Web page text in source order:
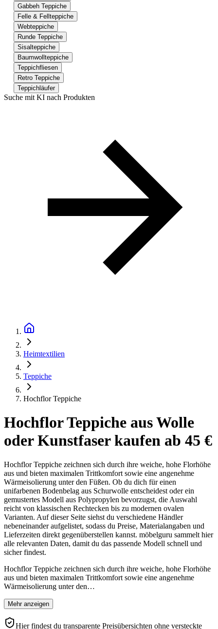
Gabbeh Teppiche
Felle & Fellteppiche
Webteppiche
Runde Teppiche
Sisalteppiche
Baumwollteppiche
Teppichfliesen
Retro Teppiche
Teppichläufer
Suche mit KI nach Produkten
Heimtextilien
Teppiche
Hochflor Teppiche
Hochflor Teppiche aus Wolle
oder Kunstfaser kaufen ab 45 €
Hochflor Teppiche zeichnen sich durch ihre weiche, hohe Florhöhe
aus und bieten maximalen Trittkomfort sowie eine angenehme
Wärmeisolierung unter den Füßen. Ob du dich für einen
unifarbenen Bodenbelag aus Schurwolle entscheidest oder ein
gemustertes Modell aus Polypropylen bevorzugst, die Auswahl
reicht von klassischen Rechtecken bis zu modernen ovalen
Varianten. Auf dieser Seite siehst du verschiedene Händler
nebeneinander aufgelistet, sodass du Preise, Materialangaben und
Lieferzeiten direkt gegenüberstellen kannst. möbelguru sammelt hier
alle relevanten Daten, damit du das passende Modell schnell und
sicher findest.
Hochflor Teppiche zeichnen sich durch ihre weiche, hohe Florhöhe
aus und bieten maximalen Trittkomfort sowie eine angenehme
Wärmeisolierung unter den…
Mehr anzeigen
Hier findest du transparente Preisübersichten ohne versteckte